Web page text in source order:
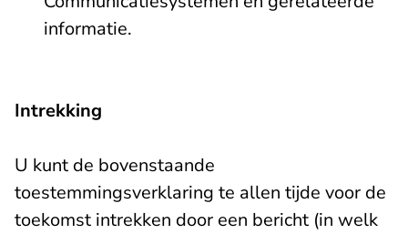
informatie.
Intrekking
U kunt de bovenstaande
toestemmingsverklaring te allen tijde voor de
toekomst intrekken door een bericht (in welk